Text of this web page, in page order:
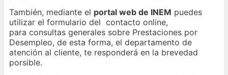
También, mediante el portal web de INEM puedes
utilizar el formulario del contacto online,
para consultas generales sobre Prestaciones por
Desempleo, de esta forma, el departamento de
atención al cliente, te responderá en la brevedad
porsible.